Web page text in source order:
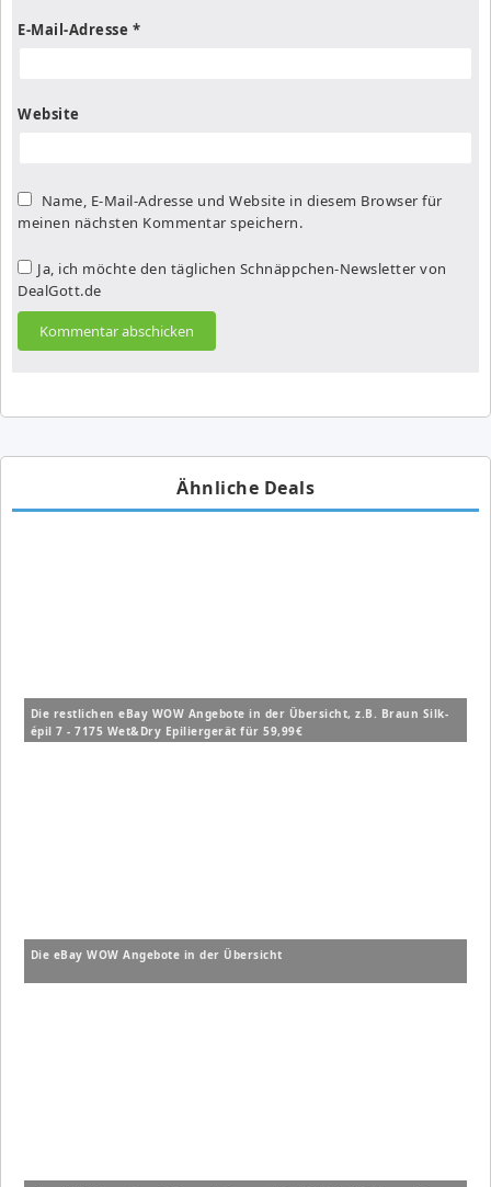
E-Mail-Adresse *
Website
Name, E-Mail-Adresse und Website in diesem Browser für
meinen nächsten Kommentar speichern.
Ja, ich möchte den täglichen Schnäppchen-Newsletter von
DealGott.de
Ähnliche Deals
Die restlichen eBay WOW Angebote in der Übersicht, z.B. Braun Silk-
épil 7 - 7175 Wet&Dry Epiliergerät für 59,99€
Die eBay WOW Angebote in der Übersicht